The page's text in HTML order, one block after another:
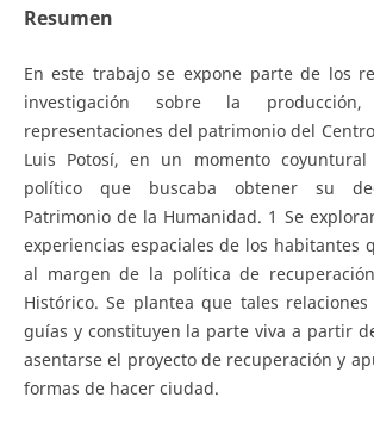
Resumen
En este trabajo se expone parte de los
investigación sobre la
representaciones del patrimonio del
Luis Potosí, en un momento
político que buscaba obtener su
Patrimonio de la Humanidad. 1 Se
experiencias espaciales de los habitantes
al margen de la política de
Histórico. Se plantea que tales
guías y constituyen la parte viva a partir
asentarse el proyecto de recuperación y
formas de hacer ciudad.